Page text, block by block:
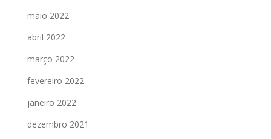
maio 2022
abril 2022
março 2022
fevereiro 2022
janeiro 2022
dezembro 2021